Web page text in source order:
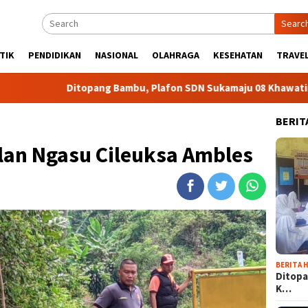
PENDIDIKAN NASIONAL OLAHRAGA KESEHATAN
Ditopang Bambu, Plafon SDN Sukamaju 08 Khawatir Ambruk
Ngasu Cileuksa Ambles
BERITA
K…